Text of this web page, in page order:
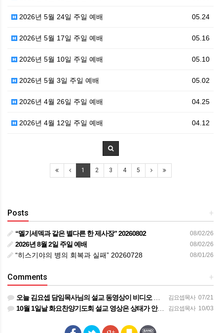
05.24
2026년 5월 24일 주일 예배
05.16
2026년 5월 17일 주일 예배
05.10
2026년 5월 10일 주일 예배
05.02
2026년 5월 3일 주일 예배
04.25
2026년 4월 26일 주일 예배
04.12
2026년 4월 12일 주일 예배
1 2 3 4 5
+
Posts
08/02/26
“멜기세덱과 같은 별다른 한 제사장” 20260802
08/02/26
2026년 8월 2일 주일 예배
08/01/26
“히스기야의 병의 회복과 실패” 20260728
+
Comments
김요셉목사 07/21
오늘 김요셉 담임목사님의 설교 동영상이 비디오 장비 문제로 영상을 올려 드리지 못해 죄송합니다 오늘 주일 설…
김요셉목사 10/03
10월 1일날 화요찬양기도회 설교 영상은 상태가 안좋아서 오디오만 올려 드립니다